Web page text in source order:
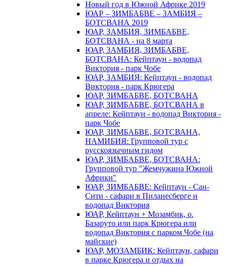
Новый год в Южной Африке 2019
ЮАР – ЗИМБАБВЕ – ЗАМБИЯ –
БОТСВАНА 2019
ЮАР, ЗАМБИЯ, ЗИМБАБВЕ,
БОТСВАНА - на 8 марта
ЮАР, ЗАМБИЯ, ЗИМБАБВЕ,
БОТСВАНА: Кейптаун - водопад
Виктория - парк Чобе
ЮАР, ЗАМБИЯ: Кейптаун - водопад
Виктория - парк Крюгера
ЮАР, ЗИМБАБВЕ, БОТСВАНА
ЮАР, ЗИМБАБВЕ, БОТСВАНА в
апреле: Кейптаун - водопад Виктория -
парк Чобе
ЮАР, ЗИМБАБВЕ, БОТСВАНА,
НАМИБИЯ: Групповой тур с
русскоязычным гидом
ЮАР, ЗИМБАБВЕ, БОТСВАНА:
Групповой тур "Жемчужина Южной
Африки"
ЮАР, ЗИМБАБВЕ: Кейптаун - Сан-
Сити - сафари в Пиланесберге и
водопад Виктория
ЮАР, Кейптаун + Мозамбик, о.
Базаруто или парк Крюгера или
водопад Виктория с парком Чобе (на
майские)
ЮАР, МОЗАМБИК: Кейптаун, сафари
в парке Крюгера и отдых на